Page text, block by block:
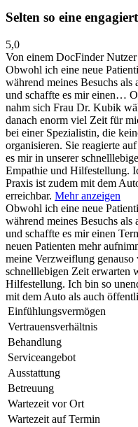
Selten so eine
5,0
Von einem DocFinder Nutzer
Obwohl ich eine neue
während meines Besuchs
und schaffte es mir einen…
nahm sich Frau Dr. Kubik
danach enorm viel Zeit für
bei einer Spezialistin, die
organisieren. Sie reagierte
es mir in unserer
Empathie und Hilfestellung.
Praxis ist zudem mit dem
erreichbar. Mehr anzeigen
Obwohl ich eine neue
während meines Besuchs
und schaffte es mir einen
neuen Patienten mehr
meine Verzweiflung
schnelllebigen Zeit erwarten
Hilfestellung. Ich bin so
mit dem Auto als auch
Einfühlungsvermögen
Vertrauensverhältnis
Behandlung
Serviceangebot
Ausstattung
Betreuung
Wartezeit vor Ort
Wartezeit auf Termin